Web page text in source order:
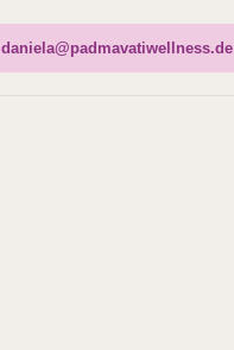
daniela@padmavatiwellness.de